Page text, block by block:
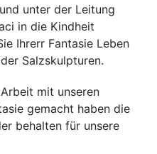
unter der Leitung
in die Kindheit
Ihrerr Fantasie Leben
Salzskulpturen.
mit unseren
gemacht haben die
behalten für unsere